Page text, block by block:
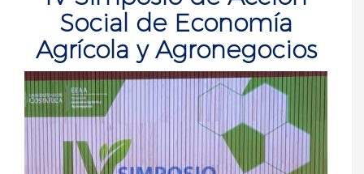
Social de Economía
Agrícola y Agronegocios